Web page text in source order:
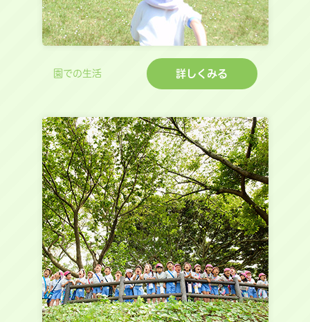
園での生活 詳しくみる